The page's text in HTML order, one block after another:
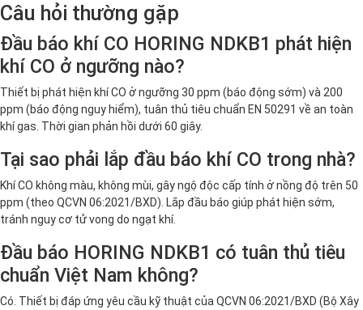
Câu hỏi thường gặp
Đầu báo khí CO HORING NDKB1 phát hiện
khí CO ở ngưỡng nào?
Thiết bị phát hiện khí CO ở ngưỡng 30 ppm (báo động sớm) và 200
ppm (báo động nguy hiểm), tuân thủ tiêu chuẩn EN 50291 về an toàn
khí gas. Thời gian phản hồi dưới 60 giây.
Tại sao phải lắp đầu báo khí CO trong nhà?
Khí CO không màu, không mùi, gây ngộ độc cấp tính ở nồng độ trên 50
ppm (theo QCVN 06:2021/BXD). Lắp đầu báo giúp phát hiện sớm,
tránh nguy cơ tử vong do ngạt khí.
Đầu báo HORING NDKB1 có tuân thủ tiêu
chuẩn Việt Nam không?
Có. Thiết bị đáp ứng yêu cầu kỹ thuật của QCVN 06:2021/BXD (Bộ Xây